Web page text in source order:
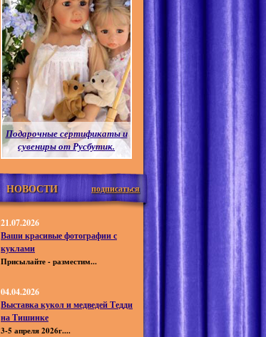
Подарочные сертификаты и
сувениры от Русбутик.
НОВОСТИ подписаться
21.07.2026
Ваши красивые фотографии с
куклами
Присылайте - разместим...
04.04.2026
Выставка кукол и медведей Тедди
на Тишинке
3-5 апреля 2026г....